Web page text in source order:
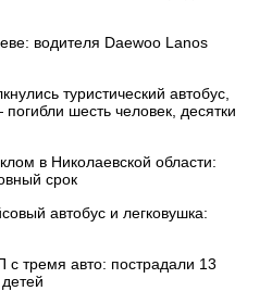
водителя Daewoo Lanos
туристический автобус,
шесть человек, десятки
в Николаевской области:
срок
автобус и легковушка:
с тремя авто: пострадали 13